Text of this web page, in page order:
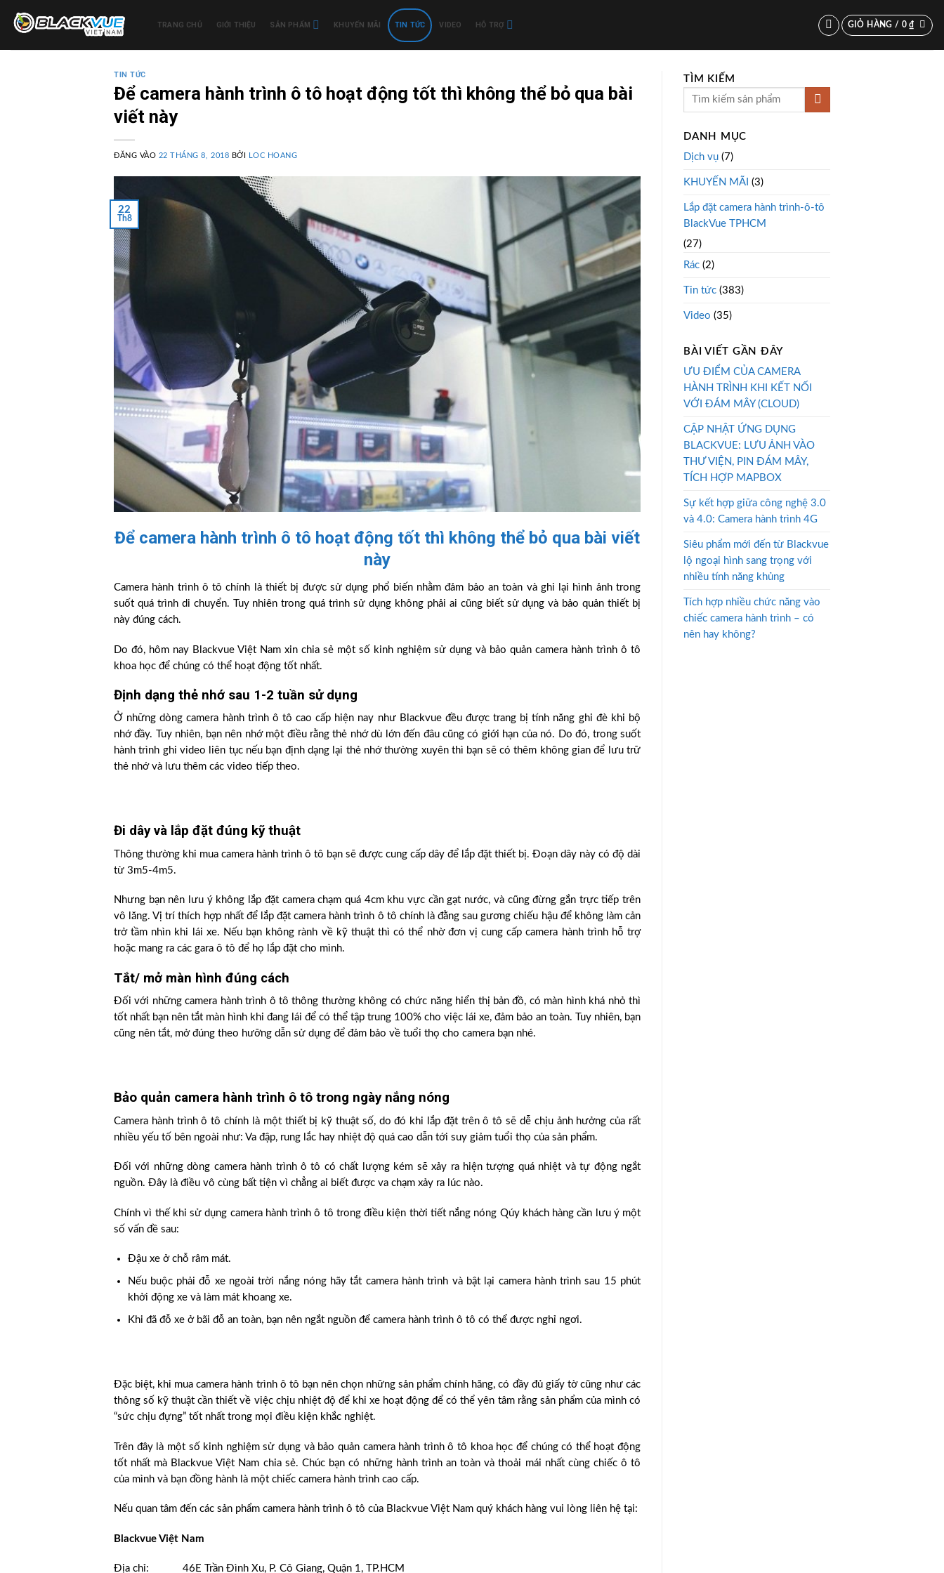
qua
TRANG CHỦ GIỚI THIỆU SẢN PHẨM KHUYẾN MÃI TIN TỨC VIDEO HỖ TRỢ GIỎ HÀNG / 0₫
TIN TỨC
Để camera hành trình ô tô hoạt động tốt thì không thể bỏ qua bài
viết này
ĐĂNG VÀO 22 THÁNG 8, 2018 BỞI LOC HOANG
22
Th8
Để camera hành trình ô tô hoạt động tốt thì không thể bỏ qua bài viết
này
Camera hành trình ô tô chính là thiết bị được sử dụng phổ biến nhằm đảm bảo an toàn và ghi lại hình ảnh trong
suốt quá trình di chuyển. Tuy nhiên trong quá trình sử dụng không phải ai cũng biết sử dụng và bảo quản thiết bị
này đúng cách.
Do đó, hôm nay Blackvue Việt Nam xin chia sẻ một số kinh nghiệm sử dụng và bảo quản camera hành trình ô tô
khoa học để chúng có thể hoạt động tốt nhất.
Định dạng thẻ nhớ sau 1-2 tuần sử dụng
Ở những dòng camera hành trình ô tô cao cấp hiện nay như Blackvue đều được trang bị tính năng ghi đè khi bộ
nhớ đầy. Tuy nhiên, bạn nên nhớ một điều rằng thẻ nhớ dù lớn đến đâu cũng có giới hạn của nó. Do đó, trong suốt
hành trình ghi video liên tục nếu bạn định dạng lại thẻ nhớ thường xuyên thì bạn sẽ có thêm không gian để lưu trữ
thẻ nhớ và lưu thêm các video tiếp theo.
Đi dây và lắp đặt đúng kỹ thuật
Thông thường khi mua camera hành trình ô tô bạn sẽ được cung cấp dây để lắp đặt thiết bị. Đoạn dây này có độ dài
từ 3m5-4m5.
Nhưng bạn nên lưu ý không lắp đặt camera chạm quá 4cm khu vực cần gạt nước, và cũng đừng gắn trực tiếp trên
vô lăng. Vị trí thích hợp nhất để lắp đặt camera hành trình ô tô chính là đằng sau gương chiếu hậu để không làm cản
trở tầm nhìn khi lái xe. Nếu bạn không rành về kỹ thuật thì có thể nhờ đơn vị cung cấp camera hành trình hỗ trợ
hoặc mang ra các gara ô tô để họ lắp đặt cho mình.
Tắt/ mở màn hình đúng cách
Đối với những camera hành trình ô tô thông thường không có chức năng hiển thị bản đồ, có màn hình khá nhỏ thì
tốt nhất bạn nên tắt màn hình khi đang lái để có thể tập trung 100% cho việc lái xe, đảm bảo an toàn. Tuy nhiên, bạn
cũng nên tắt, mở đúng theo hưỡng dẫn sử dụng để đảm bảo về tuổi thọ cho camera bạn nhé.
Bảo quản camera hành trình ô tô trong ngày nắng nóng
Camera hành trình ô tô chính là một thiết bị kỹ thuật số, do đó khi lắp đặt trên ô tô sẽ dễ chịu ảnh hưởng của rất
nhiều yếu tố bên ngoài như: Va đập, rung lắc hay nhiệt độ quá cao dẫn tới suy giảm tuổi thọ của sản phẩm.
Đối với những dòng camera hành trình ô tô có chất lượng kém sẽ xảy ra hiện tượng quá nhiệt và tự động ngắt
nguồn. Đây là điều vô cùng bất tiện vì chẳng ai biết được va chạm xảy ra lúc nào.
Chính vì thế khi sử dụng camera hành trình ô tô trong điều kiện thời tiết nắng nóng Qúy khách hàng cần lưu ý một
số vấn đề sau:
Đậu xe ở chỗ râm mát.
Nếu buộc phải đỗ xe ngoài trời nắng nóng hãy tắt camera hành trình và bật lại camera hành trình sau 15 phút
khởi động xe và làm mát khoang xe.
Khi đã đỗ xe ở bãi đỗ an toàn, bạn nên ngắt nguồn để camera hành trình ô tô có thể được nghỉ ngơi.
Đặc biệt, khi mua camera hành trình ô tô bạn nên chọn những sản phẩm chính hãng, có đầy đủ giấy tờ cũng như các
thông số kỹ thuật cần thiết về việc chịu nhiệt độ để khi xe hoạt động để có thể yên tâm rằng sản phẩm của mình có
“sức chịu đựng” tốt nhất trong mọi điều kiện khắc nghiệt.
Trên đây là một số kinh nghiệm sử dụng và bảo quản camera hành trình ô tô khoa học để chúng có thể hoạt động
tốt nhất mà Blackvue Việt Nam chia sẻ. Chúc bạn có những hành trình an toàn và thoải mái nhất cùng chiếc ô tô
của mình và bạn đồng hành là một chiếc camera hành trình cao cấp.
Nếu quan tâm đến các sản phẩm camera hành trình ô tô của Blackvue Việt Nam quý khách hàng vui lòng liên hệ tại:
Blackvue Việt Nam
Địa chỉ: 46E Trần Đình Xu, P. Cô Giang, Quận 1, TP.HCM
TÌM KIẾM
DANH MỤC
Dịch vụ (7)
KHUYẾN MÃI (3)
Lắp đặt camera hành trình-ô-tô
BlackVue TPHCM
(27)
Rác (2)
Tin tức (383)
Video (35)
BÀI VIẾT GẦN ĐÂY
ƯU ĐIỂM CỦA CAMERA
HÀNH TRÌNH KHI KẾT NỐI
VỚI ĐÁM MÂY (CLOUD)
CẬP NHẬT ỨNG DỤNG
BLACKVUE: LƯU ẢNH VÀO
THƯ VIỆN, PIN ĐÁM MÂY,
TÍCH HỢP MAPBOX
Sự kết hợp giữa công nghệ 3.0
và 4.0: Camera hành trình 4G
Siêu phẩm mới đến từ Blackvue
lộ ngoại hình sang trọng với
nhiều tính năng khủng
Tích hợp nhiều chức năng vào
chiếc camera hành trình – có
nên hay không?